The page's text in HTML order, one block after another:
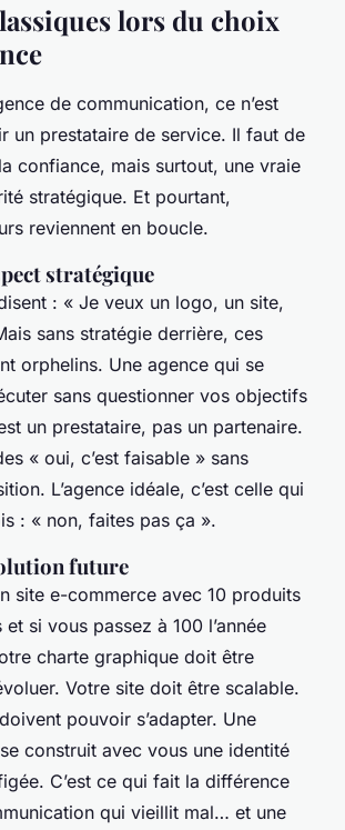
lors du choix
de communication, ce n’est
un prestataire de service. Il faut de
confiance, mais surtout, une vraie
stratégique. Et pourtant,
reviennent en boucle.
stratégique
: « Je veux un logo, un site,
sans stratégie derrière, ces
orphelins. Une agence qui se
sans questionner vos objectifs
un prestataire, pas un partenaire.
« oui, c’est faisable » sans
L’agence idéale, c’est celle qui
: « non, faites pas ça ».
future
site e-commerce avec 10 produits
si vous passez à 100 l’année
charte graphique doit être
Votre site doit être scalable.
pouvoir s’adapter. Une
construit avec vous une identité
C’est ce qui fait la différence
qui vieillit mal… et une